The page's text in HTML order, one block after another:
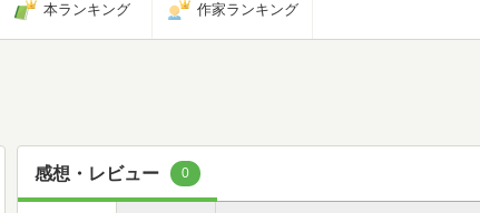
本ランキング 作家ランキング
感想・レビュー 0